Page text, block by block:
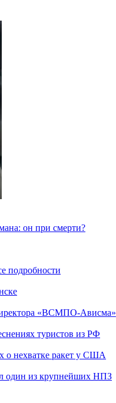
он при смерти?
подробности
«ВСМПО-Ависма»
туристов из РФ
о нехватке ракет у США
один из крупнейших НПЗ